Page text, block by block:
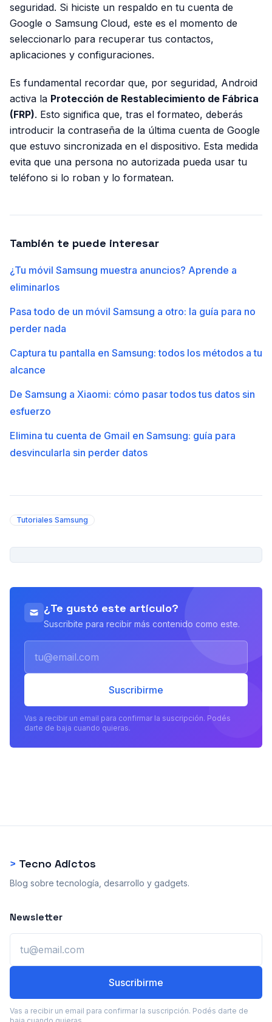
seguridad. Si hiciste un respaldo en tu cuenta de
Google o Samsung Cloud, este es el momento de
seleccionarlo para recuperar tus contactos,
aplicaciones y configuraciones.
Es fundamental recordar que, por seguridad, Android
activa la Protección de Restablecimiento de Fábrica
(FRP). Esto significa que, tras el formateo, deberás
introducir la contraseña de la última cuenta de Google
que estuvo sincronizada en el dispositivo. Esta medida
evita que una persona no autorizada pueda usar tu
teléfono si lo roban y lo formatean.
También te puede interesar
¿Tu móvil Samsung muestra anuncios? Aprende a
eliminarlos
Pasa todo de un móvil Samsung a otro: la guía para no
perder nada
Captura tu pantalla en Samsung: todos los métodos a tu
alcance
De Samsung a Xiaomi: cómo pasar todos tus datos sin
esfuerzo
Elimina tu cuenta de Gmail en Samsung: guía para
desvincularla sin perder datos
Tutoriales Samsung
¿Te gustó este artículo?
Suscribite para recibir más contenido como este.
Suscribirme
Vas a recibir un email para confirmar la suscripción. Podés
darte de baja cuando quieras.
> Tecno Adictos
Blog sobre tecnología, desarrollo y gadgets.
Newsletter
Suscribirme
Vas a recibir un email para confirmar la suscripción. Podés darte de